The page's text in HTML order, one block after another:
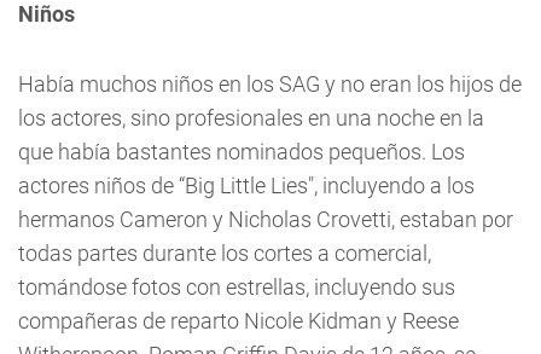
Niños
Había muchos niños en los SAG y no eran los hijos de
los actores, sino profesionales en una noche en la
que había bastantes nominados pequeños. Los
actores niños de “Big Little Lies", incluyendo a los
hermanos Cameron y Nicholas Crovetti, estaban por
todas partes durante los cortes a comercial,
tomándose fotos con estrellas, incluyendo sus
compañeras de reparto Nicole Kidman y Reese